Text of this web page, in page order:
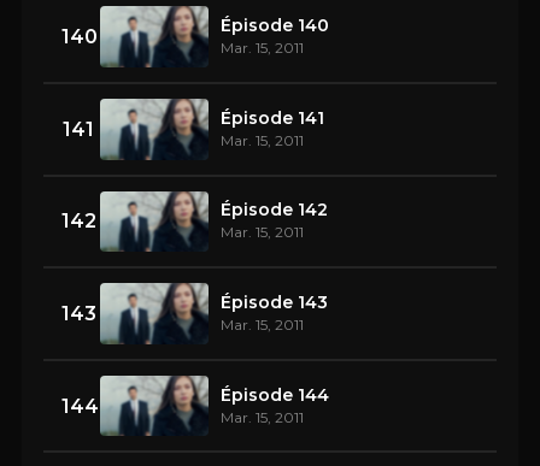
140 Épisode 140
Mar. 15, 2011
141 Épisode 141
Mar. 15, 2011
142 Épisode 142
Mar. 15, 2011
143 Épisode 143
Mar. 15, 2011
144 Épisode 144
Mar. 15, 2011